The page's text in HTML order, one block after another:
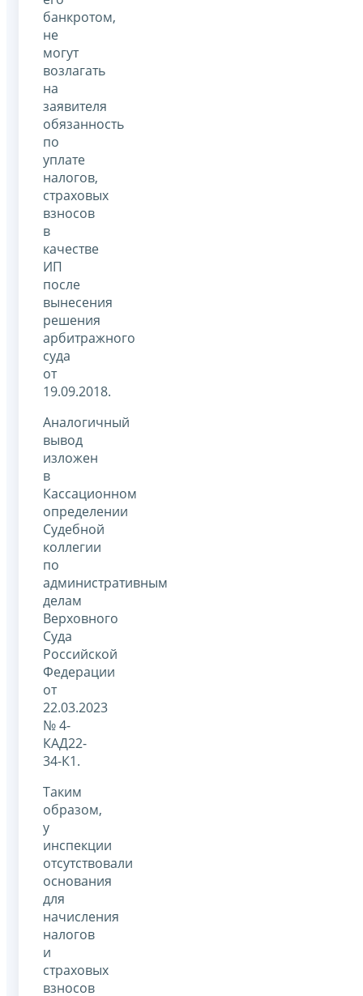
банкротом,
не
могут
возлагать
на
заявителя
обязанность
по
уплате
налогов,
страховых
взносов
в
качестве
ИП
после
вынесения
решения
арбитражного
суда
от
19.09.2018.
Аналогичный
вывод
изложен
в
Кассационном
определении
Судебной
коллегии
по
административным
делам
Верховного
Суда
Российской
Федерации
от
22.03.2023
№ 4-
КАД22-
34-К1.
Таким
образом,
у
инспекции
отсутствовали
основания
для
начисления
налогов
и
страховых
взносов